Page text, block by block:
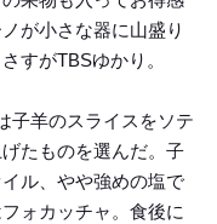
が小さな器に山盛り
すがTBSゆかり。
子羊のスライスをソテ
たものを選んだ。子
ル、やや強めの塩で
ォカッチャ。食後に